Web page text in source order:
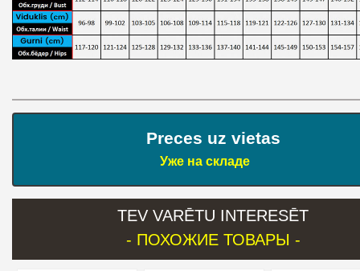
Preces uz vietas
Уже на складе
TEV VARĒTU INTERESĒT
- ПОХОЖИЕ ТОВАРЫ -